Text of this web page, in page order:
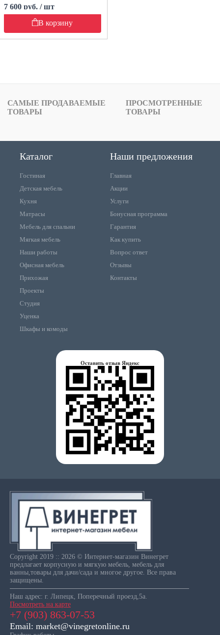
7 600 руб. / шт
В корзину
САМЫЕ ПРОДАВАЕМЫЕ
ТОВАРЫ
ПРОСМОТРЕННЫЕ
ТОВАРЫ
Каталог
Гостиная
Детская мебель
Кухня
Матрасы
Мебель для спальни
Мягкая мебель
Наши работы
Офисная мебель
Прихожая
Проекты
Студия
Уценка
Шкафы и комоды
Наши предложения
Главная
Акции
Услуги
Бонусная программа
Гарантия
Как купить
Вопрос ответ
Отзывы
Контакты
Оставить отзыв Яндекс
Copyright 2019 :: 2026 © Интернет-магазин Винегрет
предлагает корпусную и мягкую мебель, мебель для
ванны,товары для дачи/сада и многое другое. Все права
защищены.
Наш адрес: г. Липецк, Поперечный проезд,5а.
Посмотреть на карте
+7 (903) 863-07-53
Email: market@vinegretonline.ru